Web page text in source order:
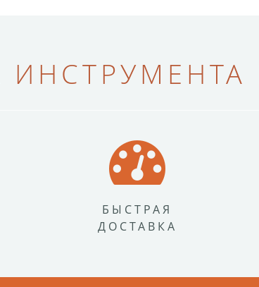
БЫСТРАЯ
ДОСТАВКА